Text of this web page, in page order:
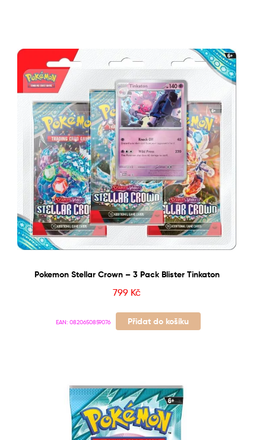
Pokemon Stellar Crown – 3 Pack Blister Tinkaton
799 Kč
EAN: 0820650859076 Přidat do košíku